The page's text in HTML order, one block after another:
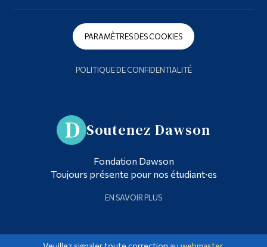
PARAMÈTRES DES COOKIES
POLITIQUE DE CONFIDENTIALITÉ
Soutenez Dawson
Fondation Dawson
Toujours présente pour nos étudiant·es
EN SAVOIR PLUS